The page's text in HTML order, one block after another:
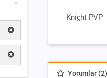
-
Yorumlar (2)